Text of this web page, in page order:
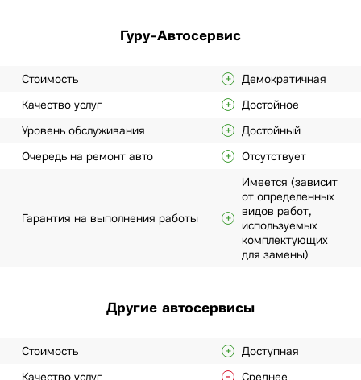
Гуру-Автосервис
Стоимость
Демократичная
Качество услуг
Достойное
Уровень обслуживания
Достойный
Очередь на ремонт авто
Отсутствует
Гарантия на выполнения работы
Имеется (зависит
от определенных
видов работ,
используемых
комплектующих
для замены)
Другие автосервисы
Стоимость
Доступная
Качество услуг
Среднее